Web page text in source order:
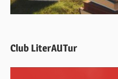
Club LiterAUTur